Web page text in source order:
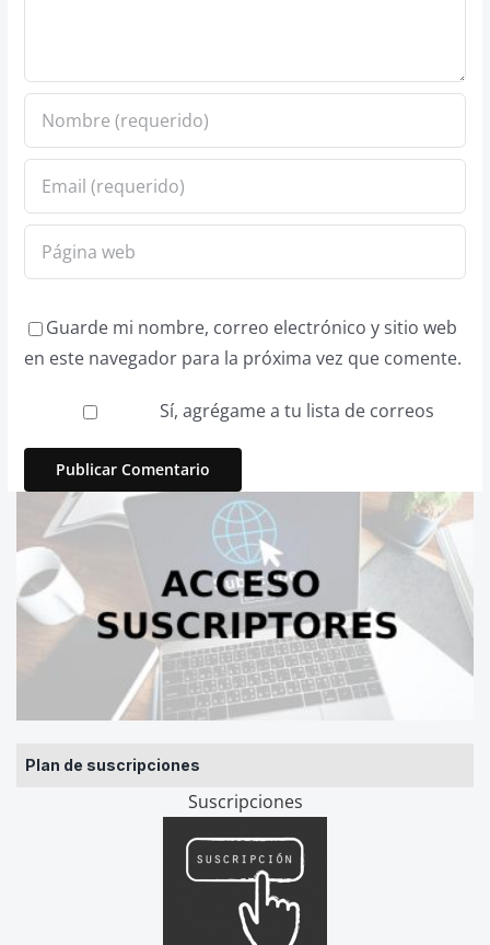
Plan de suscripciones
Suscripciones
Guarde mi nombre, correo electrónico y sitio web
en este navegador para la próxima vez que comente.
Sí, agrégame a tu lista de correos